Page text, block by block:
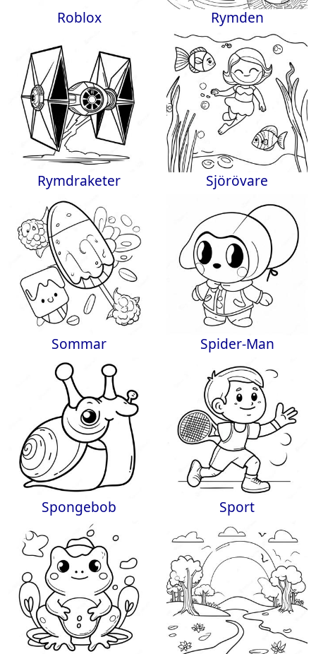
Roblox Rymden
Rymdraketer Sjörövare
Sommar Spider-Man
Spongebob Sport